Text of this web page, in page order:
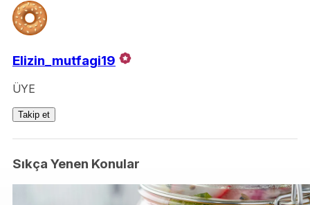
Elizin_mutfagi19
ÜYE
Takip et
Sıkça Yenen Konular